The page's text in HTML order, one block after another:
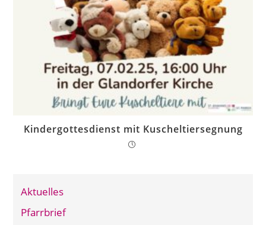
Kindergottesdienst mit Kuscheltiersegnung
Aktuelles
Pfarrbrief